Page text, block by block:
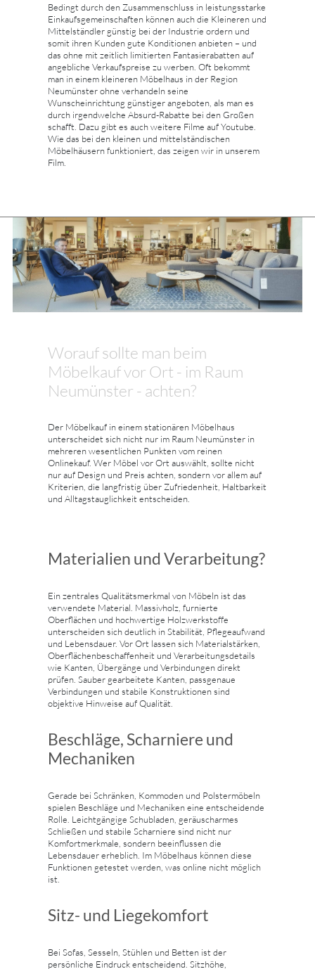
Bedingt durch den Zusammenschluss in leistungsstarke
Einkaufsgemeinschaften können auch die Kleineren und
Mittelständler günstig bei der Industrie ordern und
somit ihren Kunden gute Konditionen anbieten – und
das ohne mit zeitlich limitierten Fantasierabatten auf
angebliche Verkaufspreise zu werben. Oft bekommt
man in einem kleineren Möbelhaus in der Region
Neumünster ohne verhandeln seine
Wunscheinrichtung günstiger angeboten, als man es
durch irgendwelche Absurd-Rabatte bei den Großen
schafft. Dazu gibt es auch weitere Filme auf Youtube.
Wie das bei den kleinen und mittelständischen
Möbelhäusern funktioniert, das zeigen wir in unserem
Film.
Worauf sollte man beim
Möbelkauf vor Ort - im Raum
Neumünster - achten?
Der Möbelkauf in einem stationären Möbelhaus
unterscheidet sich nicht nur im Raum Neumünster in
mehreren wesentlichen Punkten vom reinen
Onlinekauf. Wer Möbel vor Ort auswählt, sollte nicht
nur auf Design und Preis achten, sondern vor allem auf
Kriterien, die langfristig über Zufriedenheit, Haltbarkeit
und Alltagstauglichkeit entscheiden.
Materialien und Verarbeitung?
Ein zentrales Qualitätsmerkmal von Möbeln ist das
verwendete Material. Massivholz, furnierte
Oberflächen und hochwertige Holzwerkstoffe
unterscheiden sich deutlich in Stabilität, Pflegeaufwand
und Lebensdauer. Vor Ort lassen sich Materialstärken,
Oberflächenbeschaffenheit und Verarbeitungsdetails
wie Kanten, Übergänge und Verbindungen direkt
prüfen. Sauber gearbeitete Kanten, passgenaue
Verbindungen und stabile Konstruktionen sind
objektive Hinweise auf Qualität.
Beschläge, Scharniere und
Mechaniken
Gerade bei Schränken, Kommoden und Polstermöbeln
spielen Beschläge und Mechaniken eine entscheidende
Rolle. Leichtgängige Schubladen, geräuscharmes
Schließen und stabile Scharniere sind nicht nur
Komfortmerkmale, sondern beeinflussen die
Lebensdauer erheblich. Im Möbelhaus können diese
Funktionen getestet werden, was online nicht möglich
ist.
Sitz- und Liegekomfort
Bei Sofas, Sesseln, Stühlen und Betten ist der
persönliche Eindruck entscheidend. Sitzhöhe,